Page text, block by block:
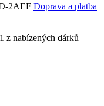
2AEF Doprava a platba
z nabízených dárků